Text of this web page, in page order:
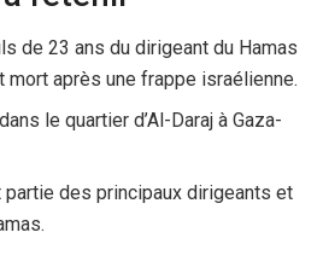
de 23 ans du dirigeant du Hamas
mort après une frappe israélienne.
le quartier d’Al-Daraj à Gaza-
partie des principaux dirigeants et